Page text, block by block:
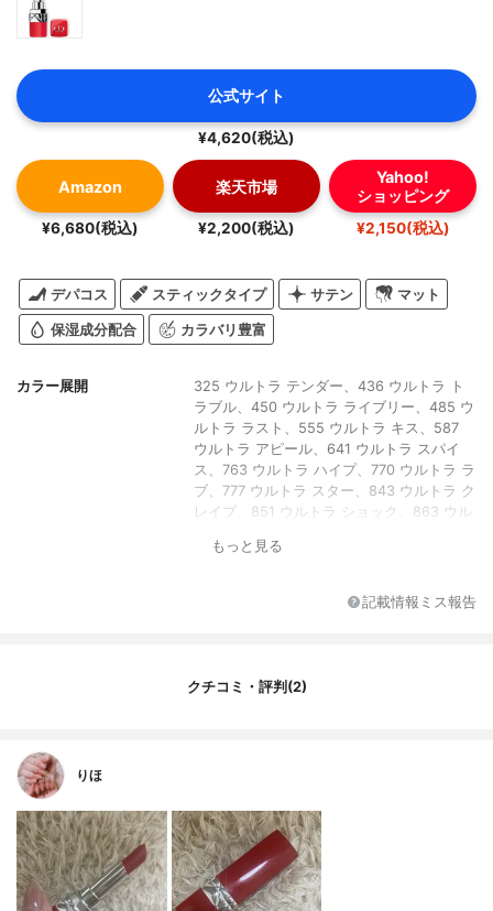
公式サイト
¥4,620(税込)
Amazon
¥6,680(税込)
楽天市場
¥2,200(税込)
Yahoo!
ショッピング
¥2,150(税込)
デパコス スティックタイプ サテン マット
保湿成分配合 カラバリ豊富
カラー展開
325 ウルトラ テンダー、436 ウルトラ ト
ラブル、450 ウルトラ ライブリー、485 ウ
ルトラ ラスト、555 ウルトラ キス、587
ウルトラ アピール、641 ウルトラ スパイ
ス、763 ウルトラ ハイプ、770 ウルトラ ラ
ブ、777 ウルトラ スター、843 ウルトラ ク
レイブ、851 ウルトラ ショック、863 ウル
999 ウルトラ ディオール
もっと見る
記載情報ミス報告
クチコミ・評判(2)
りほ